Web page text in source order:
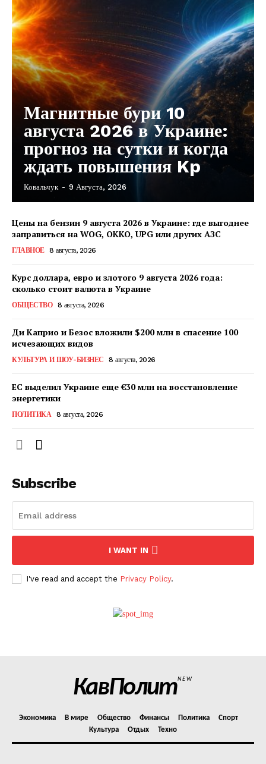
КавПолит
Контакты
Магнитные бури 10
августа 2026 в Украине:
прогноз на сутки и когда
ждать повышения Kp
Ковальчук - 9 Августа, 2026
Цены на бензин 9 августа 2026 в Украине: где выгоднее
заправиться на WOG, OKKO, UPG или других АЗС
ГЛАВНОЕ 8 августа, 2026
Курс доллара, евро и злотого 9 августа 2026 года:
сколько стоит валюта в Украине
ОБЩЕСТВО 8 августа, 2026
Ди Каприо и Безос вложили $200 млн в спасение 100
исчезающих видов
КУЛЬТУРА И ШОУ-БИЗНЕС 8 августа, 2026
ЕС выделил Украине еще €30 млн на восстановление
энергетики
ПОЛИТИКА 8 августа, 2026
Subscribe
I WANT IN
I've read and accept the Privacy Policy.
КавПолитNEW
Экономика В мире Общество Финансы Политика
Спорт
Культура
Отдых Техно